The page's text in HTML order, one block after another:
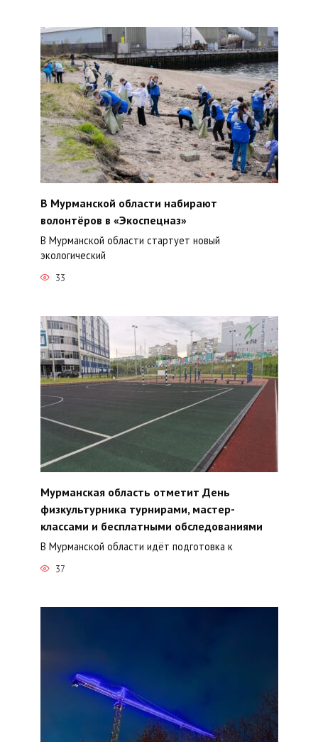
В Мурманской области набирают
волонтёров в «Экоспецназ»
В Мурманской области стартует новый
экологический
33
Мурманская область отметит День
физкультурника турнирами, мастер-
классами и бесплатными обследованиями
В Мурманской области идёт подготовка к
37